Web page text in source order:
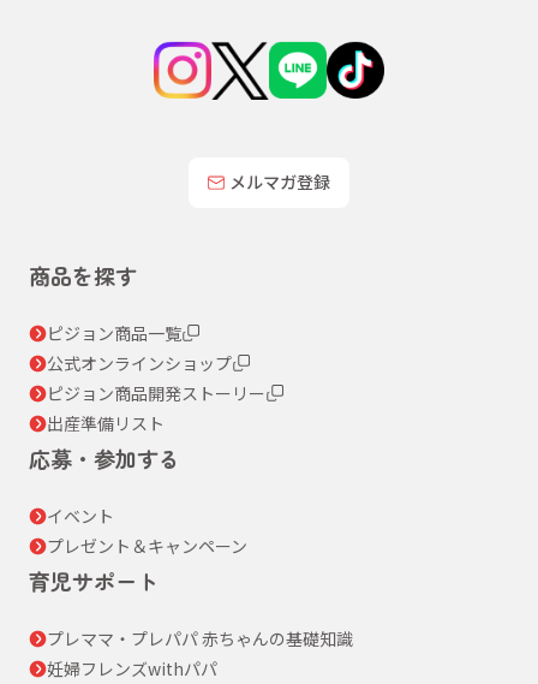
メルマガ登録
商品を探す
ピジョン商品一覧
公式オンラインショップ
ピジョン商品開発ストーリー
出産準備リスト
応募・参加する
イベント
プレゼント＆キャンペーン
育児サポート
プレママ・プレパパ 赤ちゃんの基礎知識
妊婦フレンズwithパパ